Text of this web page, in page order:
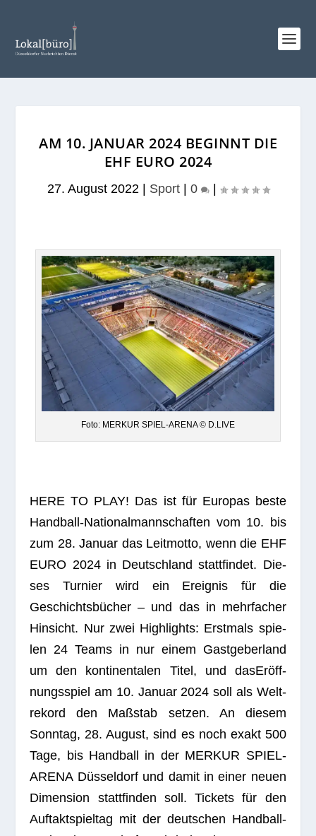
AM 10. JANUAR 2024 BEGINNT DIE
EHF EURO 2024
27. August 2022| Sport| 0 |
Foto: MERKUR SPIEL-ARENA © D.LIVE
HERE TO PLAY! Das ist für Euro­pas beste
Hand­ball-Natio­nal­mann­schaf­ten vom 10. bis
zum 28. Januar das Leit­motto, wenn die EHF
EURO 2024in Deutsch­land statt­fin­det. Die­
ses Tur­nier wird ein Ereig­nis für die
Geschichts­bü­cher – und das in mehr­fa­cher
Hin­sicht. Nur zwei High­lights: Erst­mals spie­
len 24 Teams in nur einem Gast­ge­ber­land
um den kon­ti­nen­ta­len Titel, und dasEröff­
nungs­spiel am 10. Januar 2024 soll als Welt­
re­kord den Maß­stab set­zen. An die­sem
Sonn­tag, 28. August, sind es noch exakt 500
Tage, bis Hand­ball in der MERKUR SPIEL-
ARENA Düs­sel­dorfund damit in einer neuen
Dimen­sion statt­fin­den soll. Tickets für den
Auf­takt­spiel­tag mit der deut­schen Hand­ball-